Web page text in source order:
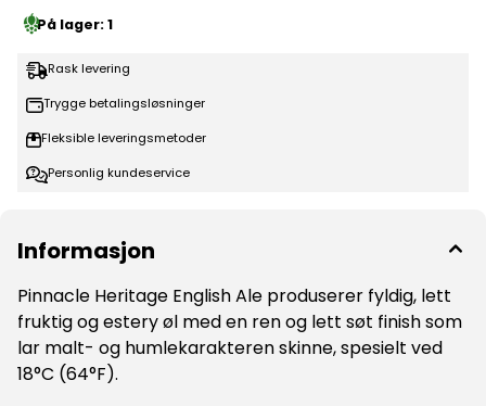
På lager: 1
Rask levering
Trygge betalingsløsninger
Fleksible leveringsmetoder
Personlig kundeservice
Informasjon
Pinnacle Heritage English Ale produserer fyldig, lett
fruktig og estery øl med en ren og lett søt finish som
lar malt- og humlekarakteren skinne, spesielt ved
18°C (64°F).